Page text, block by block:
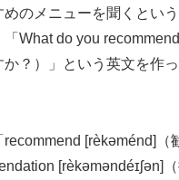
のメニューを聞くとい
「What do you
？）」という英文を作
[rèkəménd]（
[rèkəməndéɪʃən]